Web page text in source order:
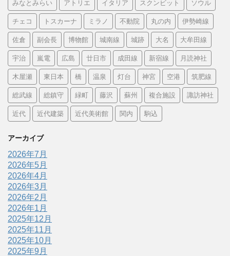
みなとみらい アトリエ イタリア スクンビット ソウル
チェコ トスカーナ ミラノ 不動院 丸の内 伊勢崎線
佐倉 副会長 博物館 城南線 城跡 大名 大牟田線
宇治 嵐電 広島 廿日市 成田線 新宿線 月読神社
木屋瀬 東日本 橋 温泉 灯台 神宮 空港 筑肥線
総武線 総鎮守 緑町 藤沢 蘇州 複合施設 諏訪神社
近代 近代建築 近代美術館 関内 駒込
アーカイブ
2026年7月
2026年5月
2026年4月
2026年3月
2026年2月
2026年1月
2025年12月
2025年11月
2025年10月
2025年9月